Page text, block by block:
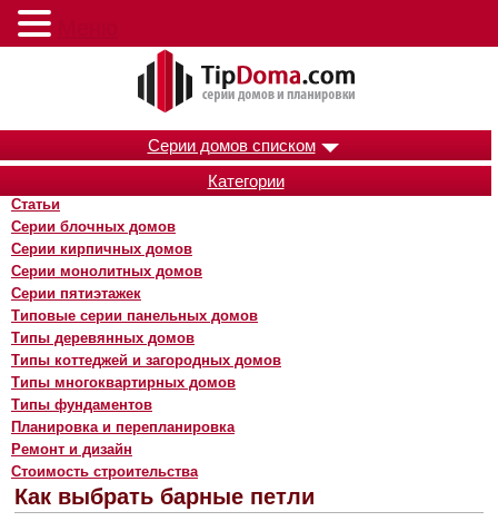
Серии домов списком
Категории
Статьи
Серии блочных домов
Серии кирпичных домов
Серии монолитных домов
Серии пятиэтажек
Типовые серии панельных домов
Типы деревянных домов
Типы коттеджей и загородных домов
Типы многоквартирных домов
Типы фундаментов
Планировка и перепланировка
Ремонт и дизайн
Стоимость строительства
Как выбрать барные петли